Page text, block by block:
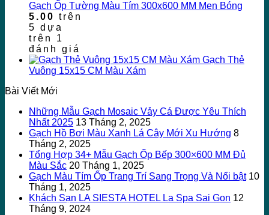
Gạch Ốp Tường Màu Tím 300x600 MM Men Bóng
5.00 trên
5 dựa
trên 1
đánh giá
Gạch Thẻ
Vuông 15x15 CM Màu Xám
Bài Viết Mới
Những Mẫu Gạch Mosaic Vảy Cá Được Yêu Thích
Nhất 2025 13 Tháng 2, 2025
Gạch Hồ Bơi Màu Xanh Lá Cây Mới Xu Hướng 8
Tháng 2, 2025
Tổng Hợp 34+ Mẫu Gạch Ốp Bếp 300×600 MM Đủ
Màu Sắc 20 Tháng 1, 2025
Gạch Màu Tím Ốp Trang Trí Sang Trọng Và Nổi bật 10
Tháng 1, 2025
Khách Sạn LA SIESTA HOTEL La Spa Sai Gon 12
Tháng 9, 2024